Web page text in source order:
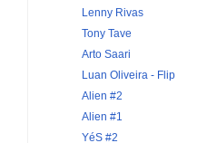
Lenny Rivas
Tony Tave
Arto Saari
Luan Oliveira - Flip
Alien #2
Alien #1
YéS #2